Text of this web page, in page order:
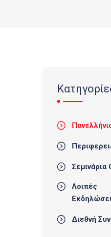
Σεμινάρια
Λοιπές
Διεθνή